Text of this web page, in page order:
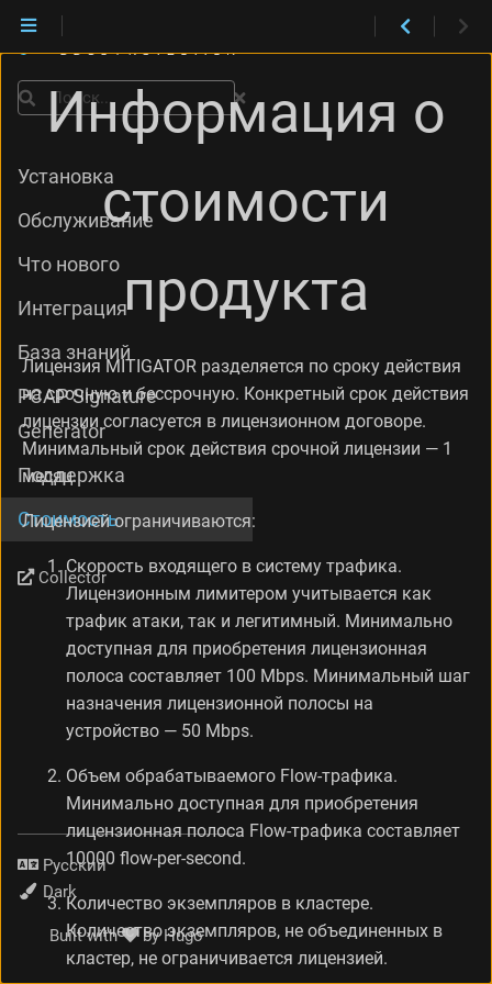
Информация о
стоимости
продукта
Лицензия MITIGATOR разделяется по сроку действия
на срочную и бессрочную. Конкретный срок действия
лицензии согласуется в лицензионном договоре.
Минимальный срок действия срочной лицензии — 1
месяц.
Лицензией ограничиваются:
Скорость входящего в систему трафика.
Лицензионным лимитером учитывается как
трафик атаки, так и легитимный. Минимально
доступная для приобретения лицензионная
полоса составляет 100 Mbps. Минимальный шаг
назначения лицензионной полосы на
устройство — 50 Mbps.
Объем обрабатываемого Flow-трафика.
Минимально доступная для приобретения
лицензионная полоса Flow-трафика составляет
10000 flow-per-second.
Количество экземпляров в кластере.
Количество экземпляров, не объединенных в
кластер, не ограничивается лицензией.
Поиск
Установка
Обслуживание
Что нового
Интеграция
База знаний
PCAP Signature
Generator
Поддержка
Стоимость
Collector
Язык
Тема
Built with byHugo